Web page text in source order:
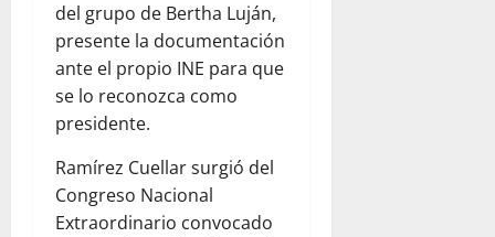
del grupo de Bertha Luján,
presente la documentación
ante el propio INE para que
se lo reconozca como
presidente.
Ramírez Cuellar surgió del
Congreso Nacional
Extraordinario convocado